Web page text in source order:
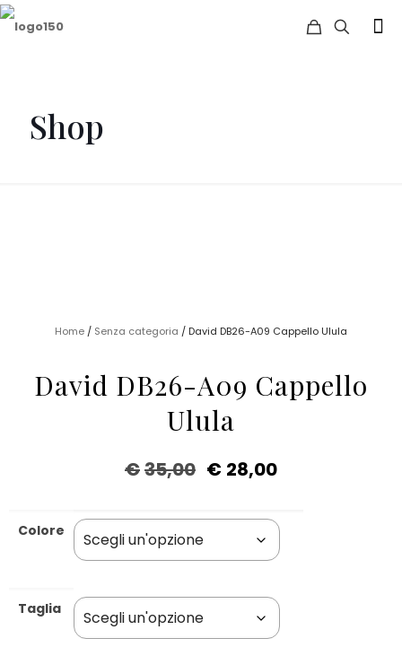
Shop
Home / Senza categoria / David DB26-A09 Cappello Ulula
David DB26-A09 Cappello
Ulula
€35,00 € 28,00
Colore
Taglia